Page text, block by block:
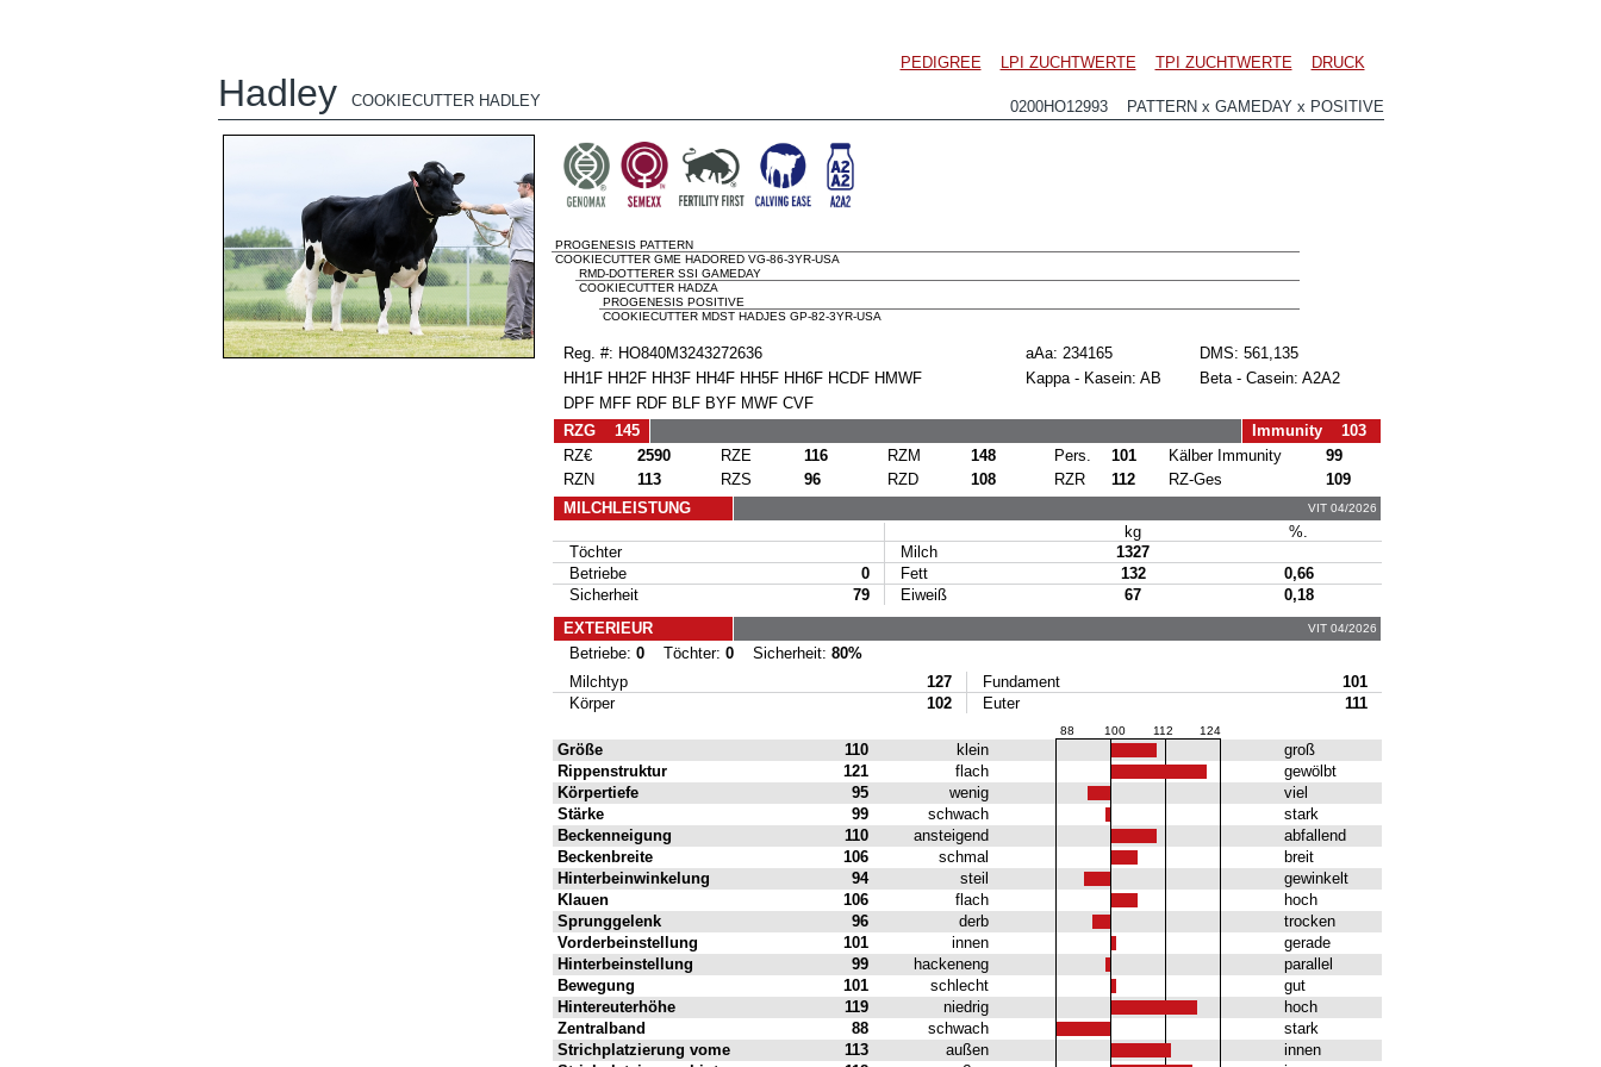
PEDIGREE LPI ZUCHTWERTE TPI ZUCHTWERTE DRUCK
Hadley COOKIECUTTER HADLEY 0200HO12993 PATTERN x GAMEDAY x POSITIVE
PROGENESIS PATTERN
COOKIECUTTER GME HADORED VG-86-3YR-USA
RMD-DOTTERER SSI GAMEDAY
COOKIECUTTER HADZA
PROGENESIS POSITIVE
COOKIECUTTER MDST HADJES GP-82-3YR-USA
Reg. #: HO840M3243272636 aAa: 234165
DMS: 561,135
HH1F HH2F HH3F HH4F HH5F HH6F HCDF HMWF
Kappa - Kasein: AB
Beta - Casein: A2A2
DPF MFF RDF BLF BYF MWF CVF
RZG 145
Immunity 103
RZ€
2590 RZE 116 RZM 148 Pers. 101 Kälber Immunity
99
RZN
113 RZS 96 RZD 108 RZR 112 RZ-Ges
109
MILCHLEISTUNG
VIT 04/2026
kg
%.
Töchter
Milch
1327
Betriebe
0 Fett 132
0,66
Sicherheit
79 Eiweiß 67
0,18
EXTERIEUR
VIT 04/2026
Betriebe: 0 Töchter: 0 Sicherheit: 80%
Milchtyp
127 Fundament
101
Körper
102 Euter 111
88 100 112 124
Größe 110 klein
groß
Rippenstruktur
121 flach
gewölbt
Körpertiefe
95 wenig
viel
Stärke
99 schwach
stark
Beckenneigung
110 ansteigend
abfallend
Beckenbreite
106 schmal
breit
Hinterbeinwinkelung
94 steil
gewinkelt
Klauen
106 flach
hoch
Sprunggelenk
96 derb
trocken
Vorderbeinstellung
101 innen
gerade
Hinterbeinstellung
99 hackeneng
parallel
Bewegung
101 schlecht
gut
Hintereuterhöhe
119 niedrig
hoch
Zentralband
88 schwach
stark
Strichplatzierung vome
113 außen
innen